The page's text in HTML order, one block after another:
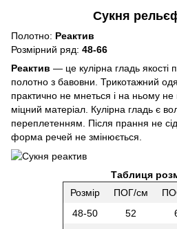
Сукня
Полотно: Реактив
Розмірний ряд: 48-66
Реактив ― це кулірна гладь якості
полотно з бавовни. Трикотажний
практично не мнеться і на ньому не
міцний матеріал. Кулірна гладь є
переплетенням. Після прання не
форма речей не змінюється.
Таблиця
Розмір
ПОГ/см
48-50
52